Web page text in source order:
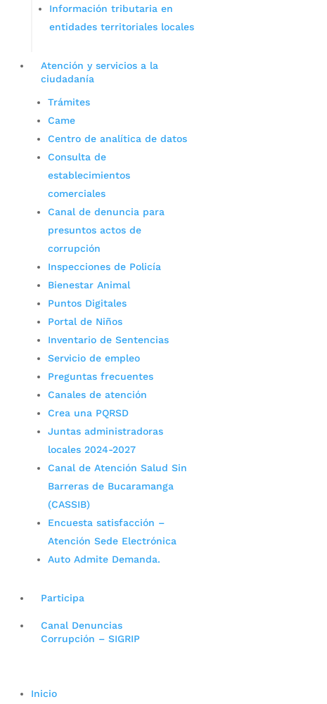
Información tributaria en
entidades territoriales locales
Atención y servicios a la
ciudadanía
Trámites
Came
Centro de analítica de datos
Consulta de
establecimientos
comerciales
Canal de denuncia para
presuntos actos de
corrupción
Inspecciones de Policía
Bienestar Animal
Puntos Digitales
Portal de Niños
Inventario de Sentencias
Servicio de empleo
Preguntas frecuentes
Canales de atención
Crea una PQRSD
Juntas administradoras
locales 2024-2027
Canal de Atención Salud Sin
Barreras de Bucaramanga
(CASSIB)
Encuesta satisfacción –
Atención Sede Electrónica
Auto Admite Demanda.
Participa
Canal Denuncias
Corrupción – SIGRIP
Inicio